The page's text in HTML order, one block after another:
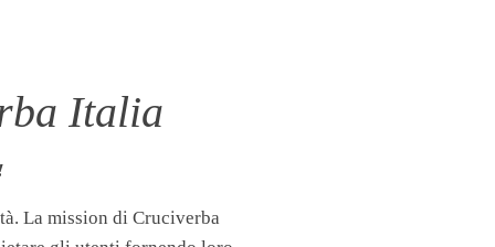
Italia
La mission di Cruciverba